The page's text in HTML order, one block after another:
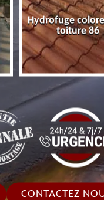
Hydrofuge
toiture 86
CONTACTEZ